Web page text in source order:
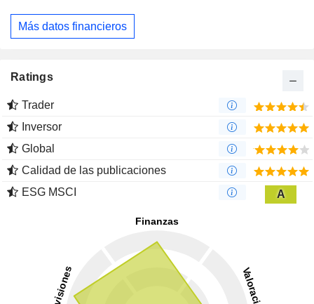
Más datos financieros
Ratings
Trader
Inversor
Global
Calidad de las publicaciones
ESG MSCI
A